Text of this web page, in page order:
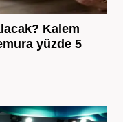
Kalem
yüzde 5